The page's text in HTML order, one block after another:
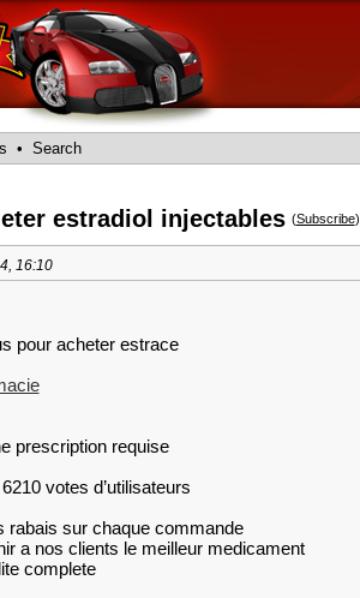
• Search
estradiol injectables (Subscribe)
16:10
pour acheter estrace
prescription requise
votes d’utilisateurs
rabais sur chaque commande
a nos clients le meilleur medicament
complete